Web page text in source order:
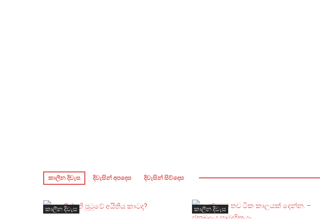
කාලීන දිවැස දිවැසින් අපදෙස දිවැසින් සිව්දෙස
කාලීන දිවැස කාලීන දිවැස